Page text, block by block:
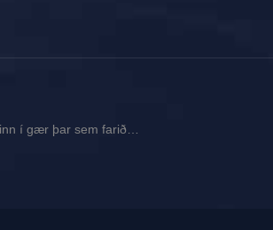
í gær þar sem farið…